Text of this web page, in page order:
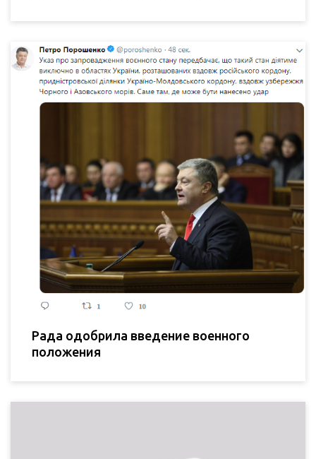
Рада одобрила введение военного
положения